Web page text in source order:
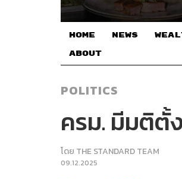
HOME NEWS
ABOUT
POLITICS
ครม. มีมติตั้
โดย THE STANDARD TEAM
09.12.2025